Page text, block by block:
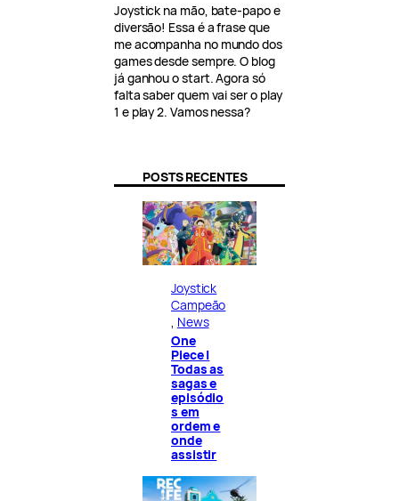
Joystick na mão, bate-papo e
diversão! Essa é a frase que
me acompanha no mundo dos
games desde sempre. O blog
já ganhou o start. Agora só
falta saber quem vai ser o play
1 e play 2. Vamos nessa?
POSTS RECENTES
Joystick
Campeão
News
One
Piece |
Todas as
sagas e
episódio
s em
ordem e
onde
assistir